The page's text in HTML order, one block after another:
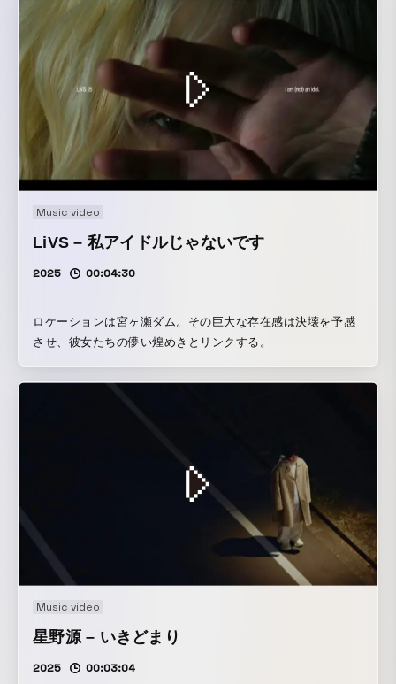
Music video
LiVS – 私アイドルじゃないです
2025 00:04:30
ロケーションは宮ヶ瀬ダム。その巨大な存在感は決壊を予感
させ、彼女たちの儚い煌めきとリンクする。
Music video
星野源 – いきどまり
2025 00:03:04